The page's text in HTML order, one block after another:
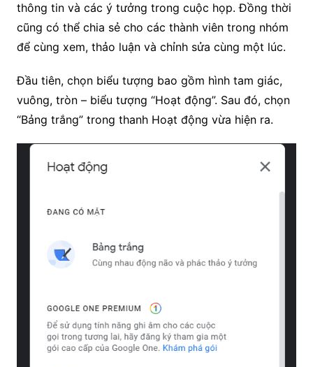
thông tin và các ý tưởng trong cuộc họp. Đồng thời
cũng có thể chia sẻ cho các thành viên trong nhóm
để cùng xem, thảo luận và chỉnh sửa cùng một lúc.
Đầu tiên, chọn biểu tượng bao gồm hình tam giác,
vuông, tròn – biểu tượng “Hoạt động”. Sau đó, chọn
“Bảng trắng” trong thanh Hoạt động vừa hiện ra.